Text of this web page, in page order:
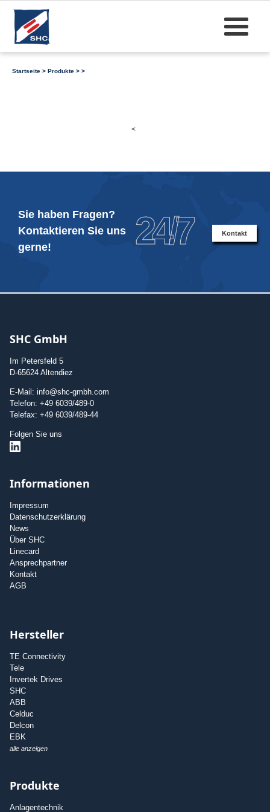
Startseite > Produkte > >
<
Sie haben Fragen?
Kontaktieren Sie uns
gerne!
24/7 Kontakt
SHC GmbH
Im Petersfeld 5
D-65624 Altendiez
E-Mail: info@shc-gmbh.com
Telefon: +49 6039/489-0
Telefax: +49 6039/489-44
Folgen Sie uns
Informationen
Impressum
Datenschutzerklärung
News
Über SHC
Linecard
Ansprechpartner
Kontakt
AGB
Hersteller
TE Connectivity
Tele
Invertek Drives
SHC
ABB
Celduc
Delcon
EBK
alle anzeigen
Produkte
Anlagentechnik